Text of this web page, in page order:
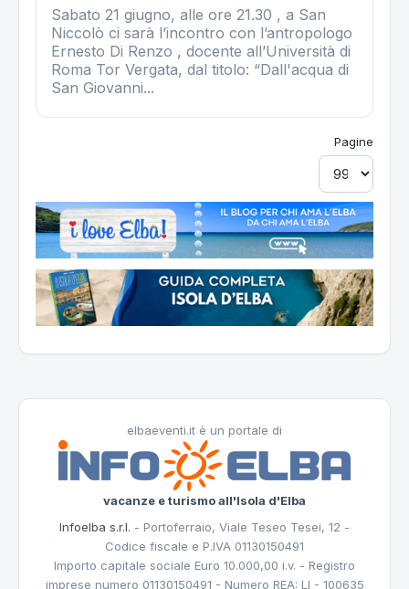
Sabato 21 giugno, alle ore 21.30 , a San
Niccolò ci sarà l’incontro con l’antropologo
Ernesto Di Renzo , docente all’Università di
Roma Tor Vergata, dal titolo: “Dall'acqua di
San Giovanni...
Pagine
elbaeventi.it è un portale di
vacanze e turismo all'Isola d'Elba
Infoelba s.r.l. - Portoferraio, Viale Teseo Tesei, 12 -
Codice fiscale e P.IVA 01130150491
Importo capitale sociale Euro 10.000,00 i.v. - Registro
imprese numero 01130150491 - Numero REA: LI - 100635